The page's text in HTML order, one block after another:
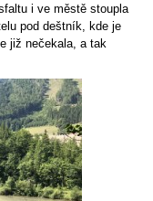
i ve městě stoupla
pod deštník, kde je
již nečekala, a tak